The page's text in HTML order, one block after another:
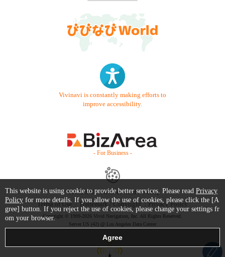
Vivinavi is constantly making efforts to
improve accessibility.
- For Business -
Contact Us Starter Guide
FAQ
Terms of Use
Trademark / Copyright Privacy Policy
Copyright © 1999-2026 Vivid Navigation, Inc. All Rights Reserved.
Server US (42) @ Los Angeles Data Center
This website is using cookie to provide better services. Please read Privacy
Policy for more details. If you allow the use of cookies, please click the [A
gree] button. If you reject the use of cookies, please change your settings fr
om your browser.